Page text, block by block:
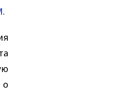
.